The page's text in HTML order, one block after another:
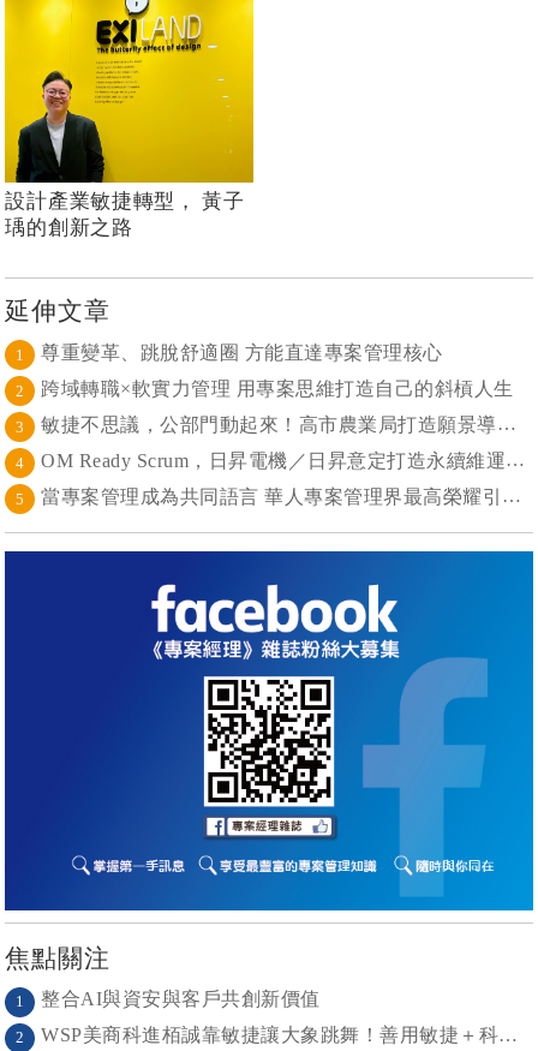
設計產業敏捷轉型， 黃子
瑀的創新之路
延伸文章
1 尊重變革、跳脫舒適圈 方能直達專案管理核心
2 跨域轉職×軟實力管理 用專案思維打造自己的斜槓人生
3 敏捷不思議，公部門動起來！高市農業局打造願景導向的社區敏捷自組織
4 OM Ready Scrum，日昇電機／日昇意定打造永續維運新典範
5 當專案管理成為共同語言 華人專案管理界最高榮耀引領的變革時代
焦點關注
1 整合AI與資安與客戶共創新價值
2 WSP美商科進栢誠靠敏捷讓大象跳舞！善用敏捷＋科技力， 大型工程也能快速迭代